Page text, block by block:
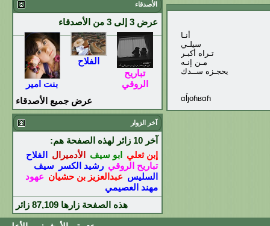
أنـا
سيلـي
تـراه أكبـر
مـن إنـه
يحجـزه ســدك
αĺȷoɦʁαɦ
الأصدقاء
عرض 3 إلى 3 من الأصدقاء
تباريح
الروقي
الفلاح
بنت امير
عرض جميع الأصدقاء
آخر الزوار
آخر 10 زائر لهذه الصفحة هم:
إبن ثعلي
ابو سيف الأدميرال
الفلاح
تباريح الروقي رشيد الكسر
سيف
السليس عبدالعزيز بن حشيان عهود
مهند العصيمي
هذه الصفحة زارها 87,109 زائر